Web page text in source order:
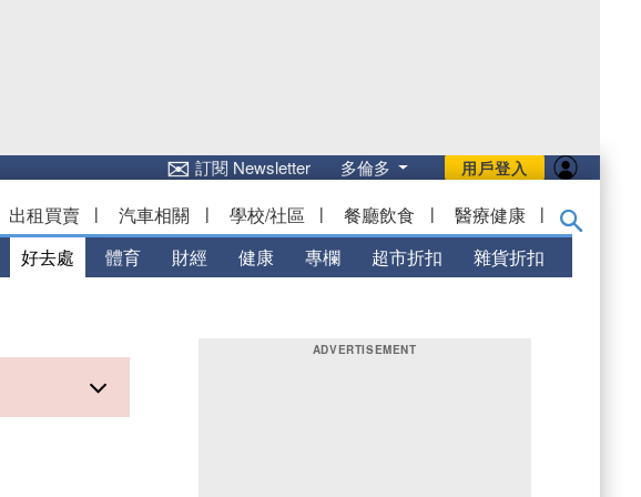
用戶登入
✉訂閱 Newsletter 多倫多
出租買賣 | 汽車相關 | 學校/社區 | 餐廳飲食 | 醫療健康 |
好去處 體育 財經 健康 專欄 超市折扣 雜貨折扣